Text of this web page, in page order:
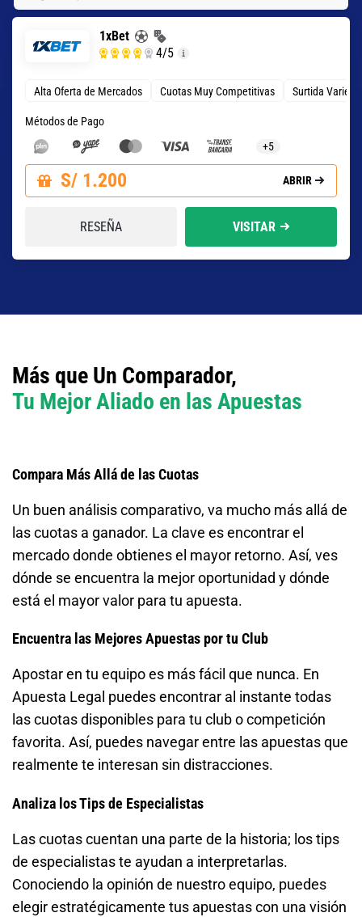
1xBet
4/5
Alta Oferta de Mercados Cuotas Muy Competitivas Surtida
Métodos de Pago
+5
S/ 1.200 ABRIR
RESEÑA VISITAR
Más que Un Comparador,
Tu Mejor Aliado en las Apuestas
Compara Más Allá de las Cuotas
Un buen análisis comparativo, va mucho más allá de
las cuotas a ganador. La clave es encontrar el
mercado donde obtienes el mayor retorno. Así, ves
dónde se encuentra la mejor oportunidad y dónde
está el mayor valor para tu apuesta.
Encuentra las Mejores Apuestas por tu Club
Apostar en tu equipo es más fácil que nunca. En
Apuesta Legal puedes encontrar al instante todas
las cuotas disponibles para tu club o competición
favorita. Así, puedes navegar entre las apuestas que
realmente te interesan sin distracciones.
Analiza los Tips de Especialistas
Las cuotas cuentan una parte de la historia; los tips
de especialistas te ayudan a interpretarlas.
Conociendo la opinión de nuestro equipo, puedes
elegir estratégicamente tus apuestas con una visión